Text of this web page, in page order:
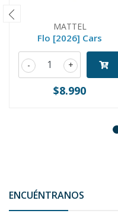
MATTEL
Flo [2026] Cars
+
-
$8.990
ENCUÉNTRANOS